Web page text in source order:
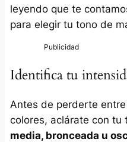
leyendo que te
para elegir tu tono de
Identifica tu
Antes de perderte
colores, aclárate con tu
media, bronceada u